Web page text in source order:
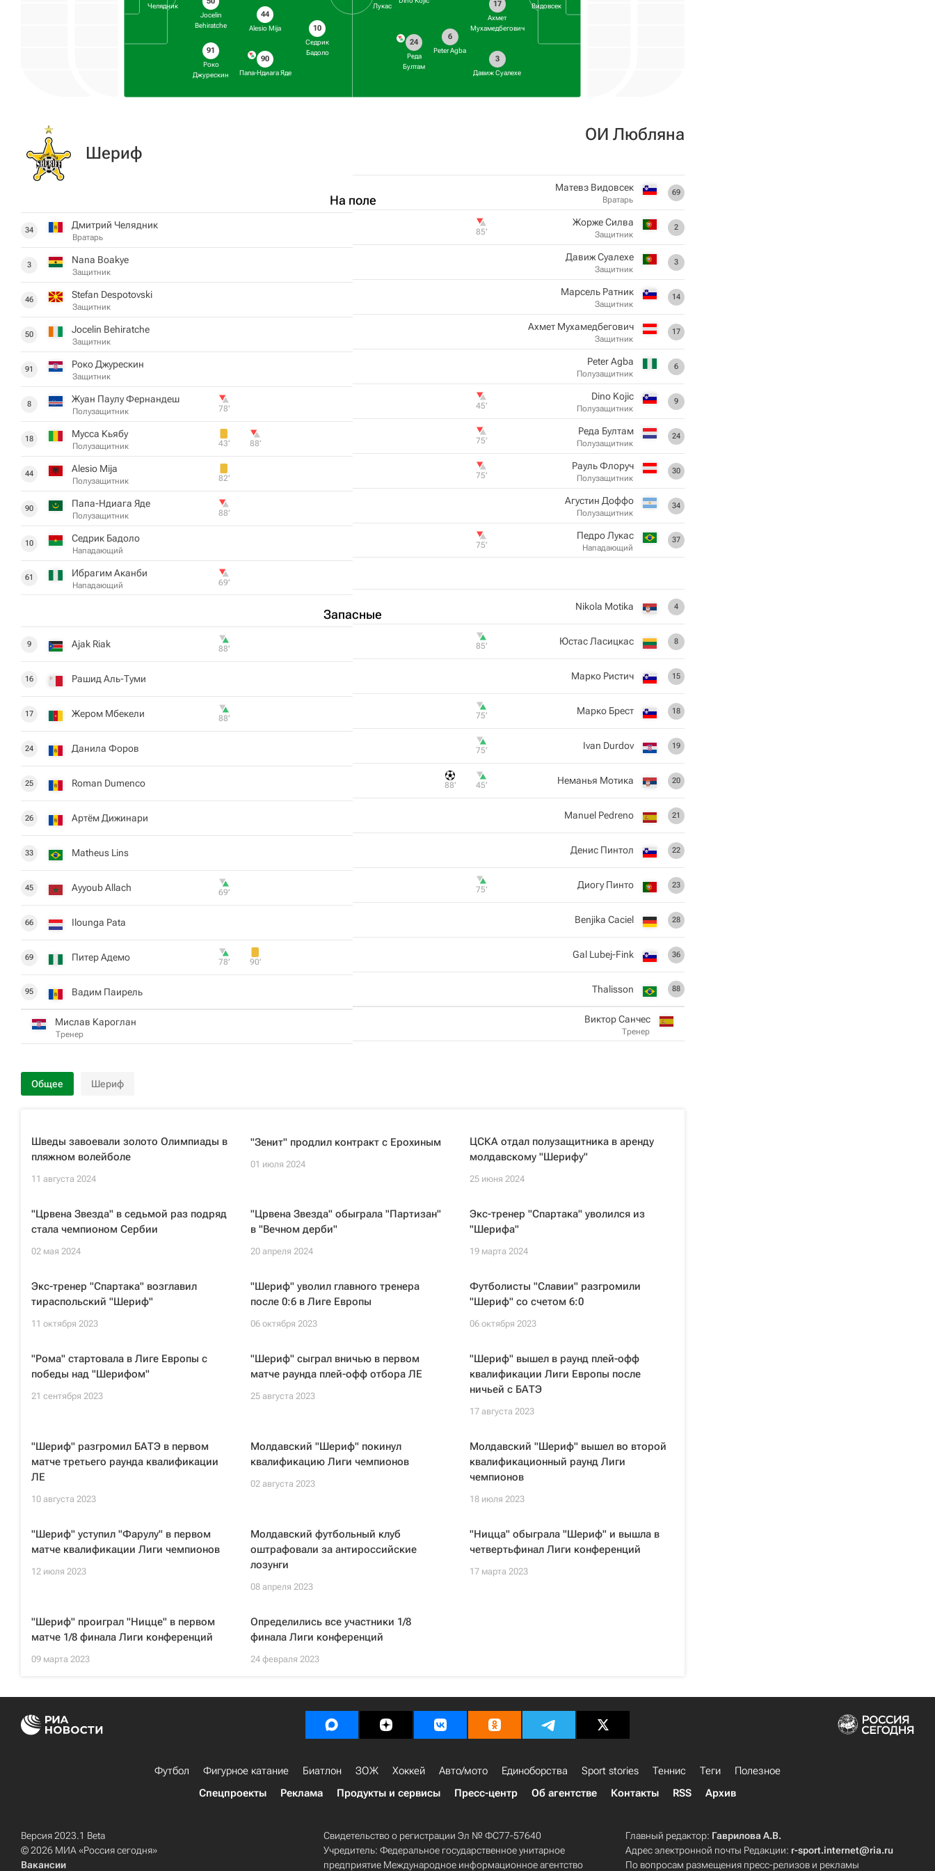
Челядник
Jocelin
Behiratche
91
Роко
Джурескин
44
Alesio Mija
90
Папа-Ндиага Яде
10
Седрик
Бадоло
Видовсек
17
Ахмет
Мухамедбегович
3
Давиж Суалехе
6
Peter Agba
24
Реда
Бултам
Лукас
Шериф
На поле
34 Дмитрий Челядник
Вратарь
3 Nana Boakye
Защитник
46 Stefan Despotovski
Защитник
50 Jocelin Behiratche
Защитник
91 Роко Джурескин
Защитник
8 Жуан Паулу Фернандеш
Полузащитник 78‎’‎
18 Мусса Кьябу
Полузащитник 43‎’‎ 88‎’‎
44 Alesio Mija
Полузащитник 82‎’‎
90 Папа-Ндиага Яде
Полузащитник 88‎’‎
10 Седрик Бадоло
Нападающий
61 Ибрагим Аканби
Нападающий 69‎’‎
Запасные
9 Ajak Riak 88‎’‎
16 Рашид Аль-Туми
17 Жером Мбекели 88‎’‎
24 Данила Форов
25 Roman Dumenco
26 Артём Дижинари
33 Matheus Lins
45 Ayyoub Allach 69‎’‎
66 Ilounga Pata
69 Питер Адемо 78‎’‎ 90‎’‎
95 Вадим Паирель
Мислав Кароглан
Тренер
ОИ Любляна
69
Матевз Видовсек
Вратарь
2
Жорже Силва
Защитник
85‎’‎
3
Давиж Суалехе
Защитник
14
Марсель Ратник
Защитник
17
Ахмет Мухамедбегович
Защитник
6
Peter Agba
Полузащитник
9
Dino Kojic
Полузащитник
45‎’‎
24
Реда Бултам
Полузащитник
75‎’‎
30
Рауль Флоруч
Полузащитник
75‎’‎
34
Агустин Доффо
Полузащитник
37
Педро Лукас
Нападающий
75‎’‎
4
Nikola Motika
8
Юстас Ласицкас
85‎’‎
15
Марко Ристич
18
Марко Брест
75‎’‎
19
Ivan Durdov
75‎’‎
20
Неманья Мотика
45‎’‎
88‎’‎
21
Manuel Pedreno
22
Денис Пинтол
23
Диогу Пинто
75‎’‎
28
Benjika Caciel
36
Gal Lubej-Fink
88
Thalisson
Виктор Санчес
Тренер
Общее Шериф
Шведы завоевали золото Олимпиады в
пляжном волейболе
11 августа 2024
"Зенит" продлил контракт с Ерохиным
01 июля 2024
ЦСКА отдал полузащитника в аренду
молдавскому "Шерифу"
25 июня 2024
"Црвена Звезда" в седьмой раз подряд
стала чемпионом Сербии
02 мая 2024
"Црвена Звезда" обыграла "Партизан"
в "Вечном дерби"
20 апреля 2024
Экс-тренер "Спартака" уволился из
"Шерифа"
19 марта 2024
Экс-тренер "Спартака" возглавил
тираспольский "Шериф"
11 октября 2023
"Шериф" уволил главного тренера
после 0:6 в Лиге Европы
06 октября 2023
Футболисты "Славии" разгромили
"Шериф" со счетом 6:0
06 октября 2023
"Рома" стартовала в Лиге Европы с
победы над "Шерифом"
21 сентября 2023
"Шериф" сыграл вничью в первом
матче раунда плей-офф отбора ЛЕ
25 августа 2023
"Шериф" вышел в раунд плей-офф
квалификации Лиги Европы после
ничьей с БАТЭ
17 августа 2023
"Шериф" разгромил БАТЭ в первом
матче третьего раунда квалификации
ЛЕ
10 августа 2023
Молдавский "Шериф" покинул
квалификацию Лиги чемпионов
02 августа 2023
Молдавский "Шериф" вышел во второй
квалификационный раунд Лиги
чемпионов
18 июля 2023
"Шериф" уступил "Фарулу" в первом
матче квалификации Лиги чемпионов
12 июля 2023
Молдавский футбольный клуб
оштрафовали за антироссийские
лозунги
08 апреля 2023
"Ницца" обыграла "Шериф" и вышла в
четвертьфинал Лиги конференций
17 марта 2023
"Шериф" проиграл "Ницце" в первом
матче 1/8 финала Лиги конференций
09 марта 2023
Определились все участники 1/8
финала Лиги конференций
24 февраля 2023
Футбол Фигурное катание Биатлон ЗОЖ Хоккей Авто/мото Единоборства Sport stories Теннис Теги
Полезное
Спецпроекты
Реклама Продукты и сервисы Пресс-центр Об агентстве Контакты RSS Архив
Версия 2023.1 Beta
© 2026 МИА «Россия сегодня»
Вакансии
Свидетельство о регистрации Эл № ФС77-57640
Учредитель: Федеральное государственное унитарное
предприятие Международное информационное агентство
Главный редактор: Гаврилова А.В.
Адрес электронной почты Редакции: r-sport.internet@ria.ru
По вопросам размещения пресс-релизов и рекламы